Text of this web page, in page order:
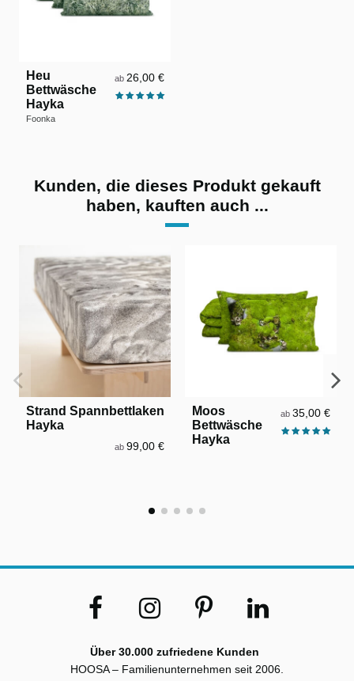
Heu
Bettwäsche
Hayka
Foonka
ab 26,00 €
Kunden, die dieses Produkt gekauft
haben, kauften auch ...
Strand Spannbettlaken
Hayka
ab 99,00 €
Moos
Bettwäsche
Hayka
ab 35,00 €
Über 30.000 zufriedene Kunden
HOOSA – Familienunternehmen seit 2006.